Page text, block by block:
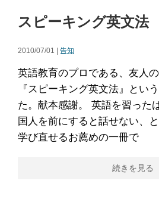
スピーキング英文法
2010/07/01 | 告知
英語教育のプロである、友人
『スピーキング英文法』とい
た。献本感謝。 英語を習った
国人を前にすると話せない、
学び直せるお薦めの一冊で
続きを見る